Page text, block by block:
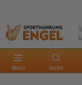
Menü Suche